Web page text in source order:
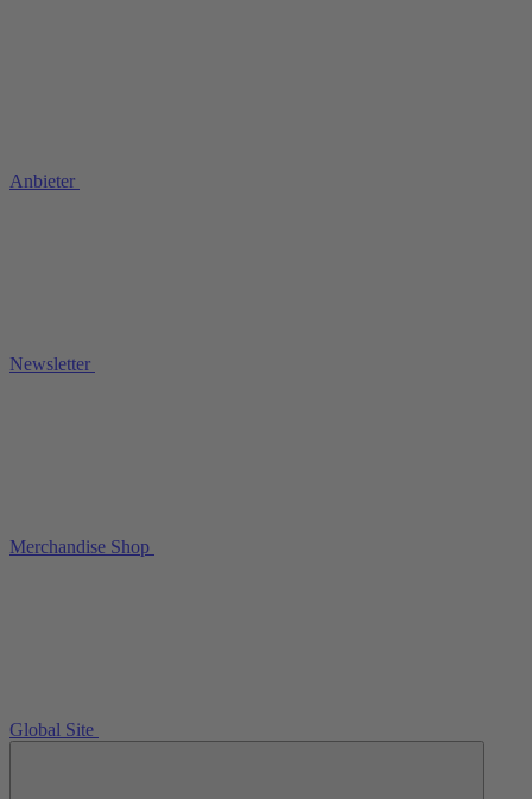
Anbieter
Newsletter
Merchandise Shop
Global Site